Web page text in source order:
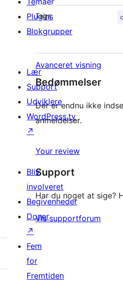
Tags
Avanceret visning
Bedømmelser
Der er endnu ikke
anmeldelser.
Your review
Support
Har du noget at sige?
Vis supportforum
Plugins
Blokgrupper
Lær
Support
Udviklere
WordPress.tv
↗
Bliv
involveret
Begivenheder
Doner
↗
Fem
for
Fremtiden